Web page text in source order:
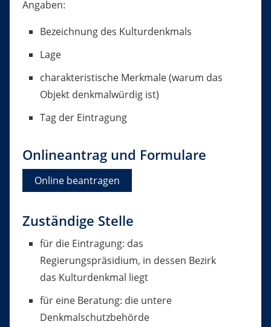
Angaben:
Bezeichnung des Kulturdenkmals
Lage
charakteristische Merkmale (warum das
Objekt denkmalwürdig ist)
Tag der Eintragung
Onlineantrag und Formulare
Online beantragen
Zuständige Stelle
für die Eintragung: das
Regierungspräsidium, in dessen Bezirk
das Kulturdenkmal liegt
für eine Beratung: die untere
Denkmalschutzbehörde